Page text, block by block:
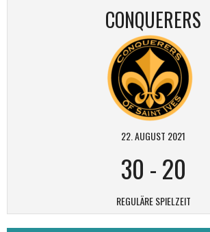
CONQUERERS
22. AUGUST 2021
30 -20
REGULÄRE SPIELZEIT